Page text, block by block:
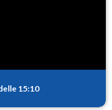
15:10